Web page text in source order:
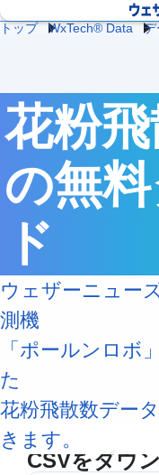
気
象
流
通
気
象
気
路
気
沿
象
トップ WxTech®︎ Data デ
花粉
の無
ド
ウェザーニュー
測機
「ポールンロボ
た
花粉飛散数デー
きます。
CSVをダウ